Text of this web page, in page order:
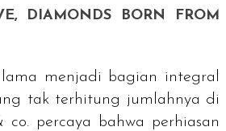
DIAMONDS BORN FROM
menjadi bagian integral
tak terhitung jumlahnya di
co. percaya bahwa perhiasan